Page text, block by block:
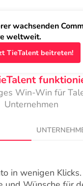
wachsenden
weltweit.
TieTalent beitreten!
Win-Win für
Unternehmen
in wenigen